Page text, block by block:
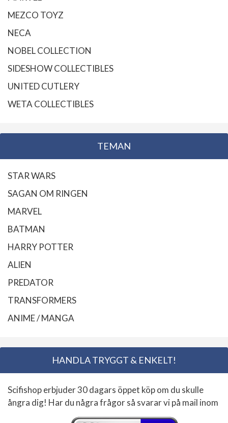
MEZCO TOYZ
NECA
NOBEL COLLECTION
SIDESHOW COLLECTIBLES
UNITED CUTLERY
WETA COLLECTIBLES
TEMAN
STAR WARS
SAGAN OM RINGEN
MARVEL
BATMAN
HARRY POTTER
ALIEN
PREDATOR
TRANSFORMERS
ANIME / MANGA
HANDLA TRYGGT & ENKELT!
Scifishop erbjuder 30 dagars öppet köp om du skulle
ångra dig! Har du några frågor så svarar vi på mail inom